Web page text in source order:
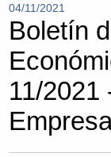
04/11/2021
Boletín
11/2021